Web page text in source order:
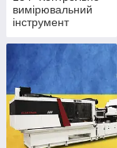
вимірювальний
інструмент